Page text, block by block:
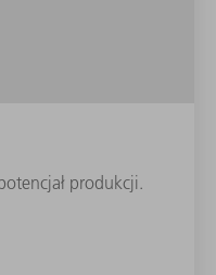
produkcji.